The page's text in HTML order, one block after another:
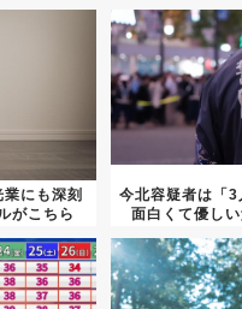
業にも深刻
がこちら
今北容疑者は「3
面白くて優し